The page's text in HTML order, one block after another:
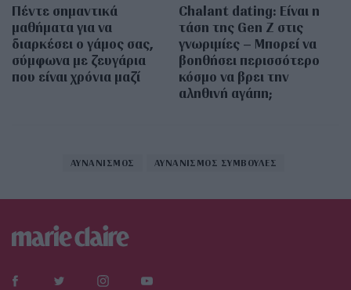
Πέντε σημαντικά
μαθήματα για να
διαρκέσει ο γάμος σας,
σύμφωνα με ζευγάρια
που είναι χρόνια μαζί
Chalant dating: Είναι η
τάση της Gen Z στις
γνωριμίες – Μπορεί να
βοηθήσει περισσότερο
κόσμο να βρει την
αληθινή αγάπη;
ΑΥΝΑΝΙΣΜΟΣ ΑΥΝΑΝΙΣΜΟΣ ΣΥΜΒΟΥΛΕΣ